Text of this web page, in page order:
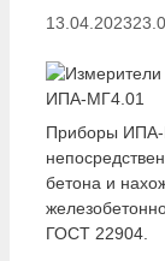
13.04.2023
Приборы ИПА-
бетона и
ГОСТ 22904.